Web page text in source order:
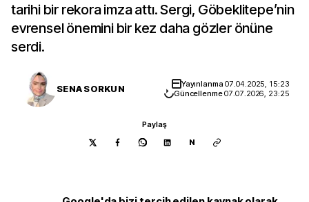
tarihi bir rekora imza attı. Sergi, Göbeklitepe’nin
evrensel önemini bir kez daha gözler önüne
serdi.
SENA SORKUN Yayınlanma07.04.2025, 15:23
Güncellenme07.07.2026, 23:25
Paylaş
N